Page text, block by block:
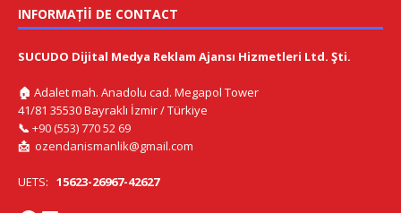
INFORMAȚII DE CONTACT
SUCUDO Dijital Medya Reklam Ajansı Hizmetleri Ltd. Şti.
🏠 Adalet mah. Anadolu cad. Megapol Tower
41/81 35530 Bayraklı İzmir / Türkiye
📞 +90 (553) 770 52 69
📩 ozendanismanlik@gmail.com
UETS: 15623-26967-42627